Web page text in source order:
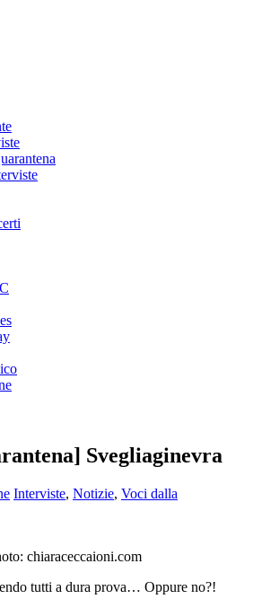
Svegliaginevra
Interviste, Notizie, Voci dalla
chiaraceccaioni.com
tutti a dura prova… Oppure no?!